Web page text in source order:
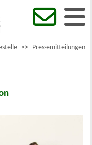
>> Pressemitteilungen